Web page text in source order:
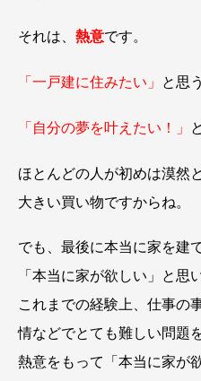
それは、 熱意です。
「一戸建に住みたい」 と思
「自分の夢を叶えたい！」
ほとんどの人が初めは漠然
大きい買い物ですからね。
でも、最後に本当に家を建
「本当に家が欲しい」と思
これまでの経験上、仕事の
情などでとても難しい問題
熱意をもって「本当に家が